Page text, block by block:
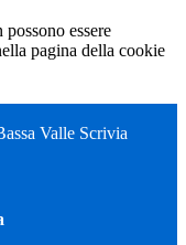
essere
pagina della cookie
Valle Scrivia